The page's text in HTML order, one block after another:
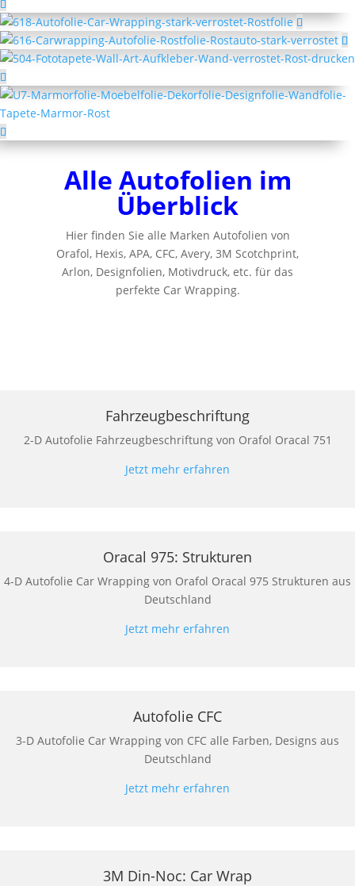
Alle Autofolien im
Überblick
Hier finden Sie alle Marken Autofolien von
Orafol, Hexis, APA, CFC, Avery, 3M Scotchprint,
Arlon, Designfolien, Motivdruck, etc. für das
perfekte Car Wrapping.
Fahrzeugbeschriftung
2-D Autofolie Fahrzeugbeschriftung von Orafol Oracal 751
Jetzt mehr erfahren
Oracal 975: Strukturen
4-D Autofolie Car Wrapping von Orafol Oracal 975 Strukturen aus
Deutschland
Jetzt mehr erfahren
Autofolie CFC
3-D Autofolie Car Wrapping von CFC alle Farben, Designs aus
Deutschland
Jetzt mehr erfahren
3M Din-Noc: Car Wrap